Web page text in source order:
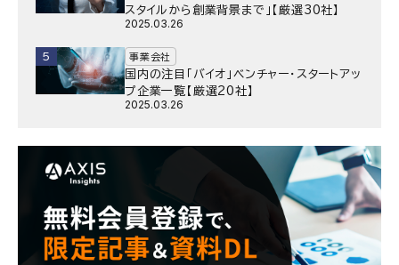
スタイルから創業背景まで」【厳選30社】
2025.03.26
5 事業会社
国内の注目「バイオ」ベンチャー・スタートアッ
プ企業一覧【厳選20社】
2025.03.26